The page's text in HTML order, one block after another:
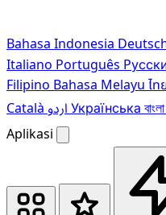
Bahasa Indonesia
Italiano Português
Filipino Bahasa Melayu ไท
Català
Українська বাংলা
Aplikasi